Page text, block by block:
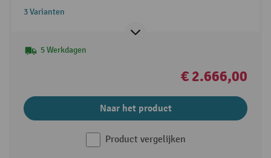
3 Varianten
5 Werkdagen
€ 2.666,00
Naar het product
Product vergelijken